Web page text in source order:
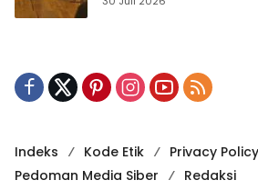
Indeks Kode Etik Privacy Policy
Pedoman Media Siber
Redaksi